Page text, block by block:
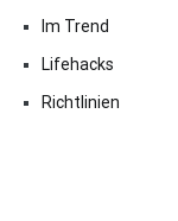
Im Trend
Lifehacks
Richtlinien